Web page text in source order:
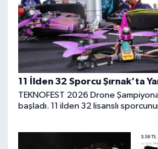
11 İlden 32 Sporcu Şırnak’ta
TEKNOFEST 2026 Drone
başladı. 11 ilden 32 lisanslı